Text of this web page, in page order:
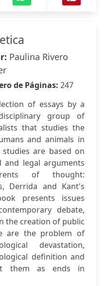
Paulina Rivero
de Páginas: 247
of essays by a
group of
that studies the
and animals in
are based on
and legal arguments
of thought:
Derrida and Kant's
presents issues
debate,
the creation of public
are the problem of
devastation,
definition and
them as ends in